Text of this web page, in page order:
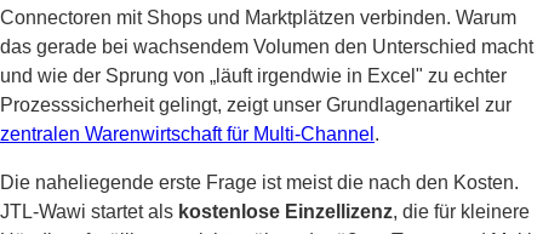
Connectoren mit Shops und Marktplätzen verbinden. Warum
das gerade bei wachsendem Volumen den Unterschied macht
und wie der Sprung von „läuft irgendwie in Excel" zu echter
Prozesssicherheit gelingt, zeigt unser Grundlagenartikel zur
zentralen Warenwirtschaft für Multi-Channel .
Die naheliegende erste Frage ist meist die nach den Kosten.
JTL-Wawi startet als kostenlose Einzellizenz, die für kleinere